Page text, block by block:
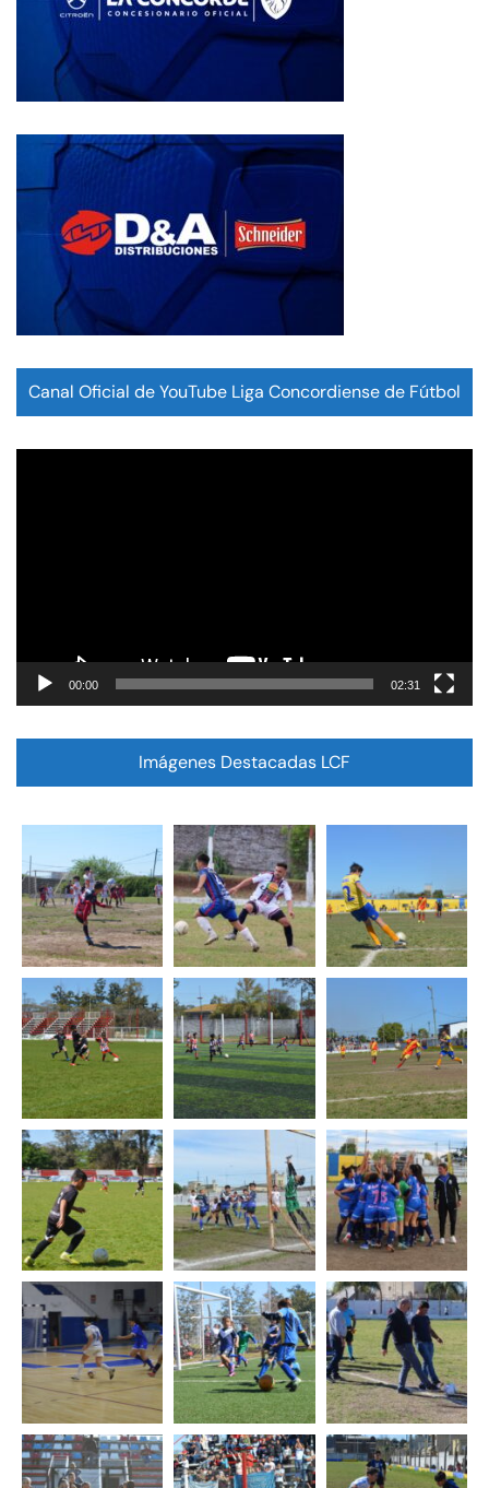
Canal Oficial de YouTube Liga Concordiense de Fútbol
00:00 02:31
Imágenes Destacadas LCF